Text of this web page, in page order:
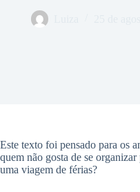
Este texto foi pensado para os
quem não gosta de se
uma viagem de férias?